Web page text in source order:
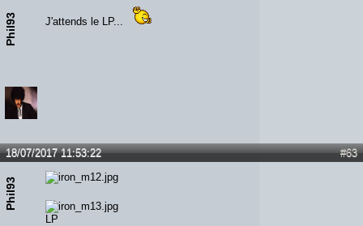
Phil93 J'attends le LP...
#63
18/07/2017 11:53:22
Phil93
LP